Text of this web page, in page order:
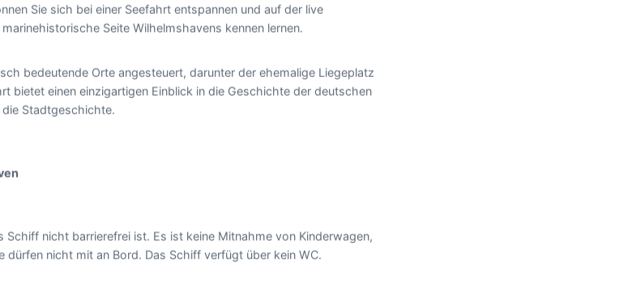
Sie sich bei einer Seefahrt entspannen und auf der live
Seite Wilhelmshavens kennen lernen.
bedeutende Orte angesteuert, darunter der ehemalige Liegeplatz
bietet einen einzigartigen Einblick in die Geschichte der deutschen
Stadtgeschichte.
nicht barrierefrei ist. Es ist keine Mitnahme von Kinderwagen,
dürfen nicht mit an Bord. Das Schiff verfügt über kein WC.